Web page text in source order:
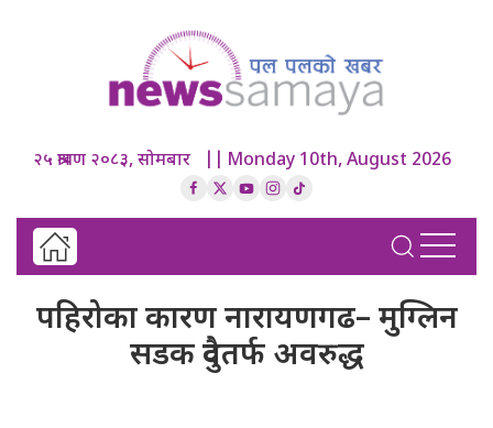
२५ श्रावण २०८३, सोमबार || Monday 10th, August 2026
पहिरोका कारण नारायणगढ– मुग्लिन
सडक दुवैतर्फ अवरुद्ध